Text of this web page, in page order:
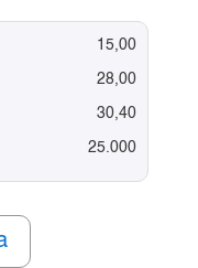
15,00
28,00
30,40
25.000